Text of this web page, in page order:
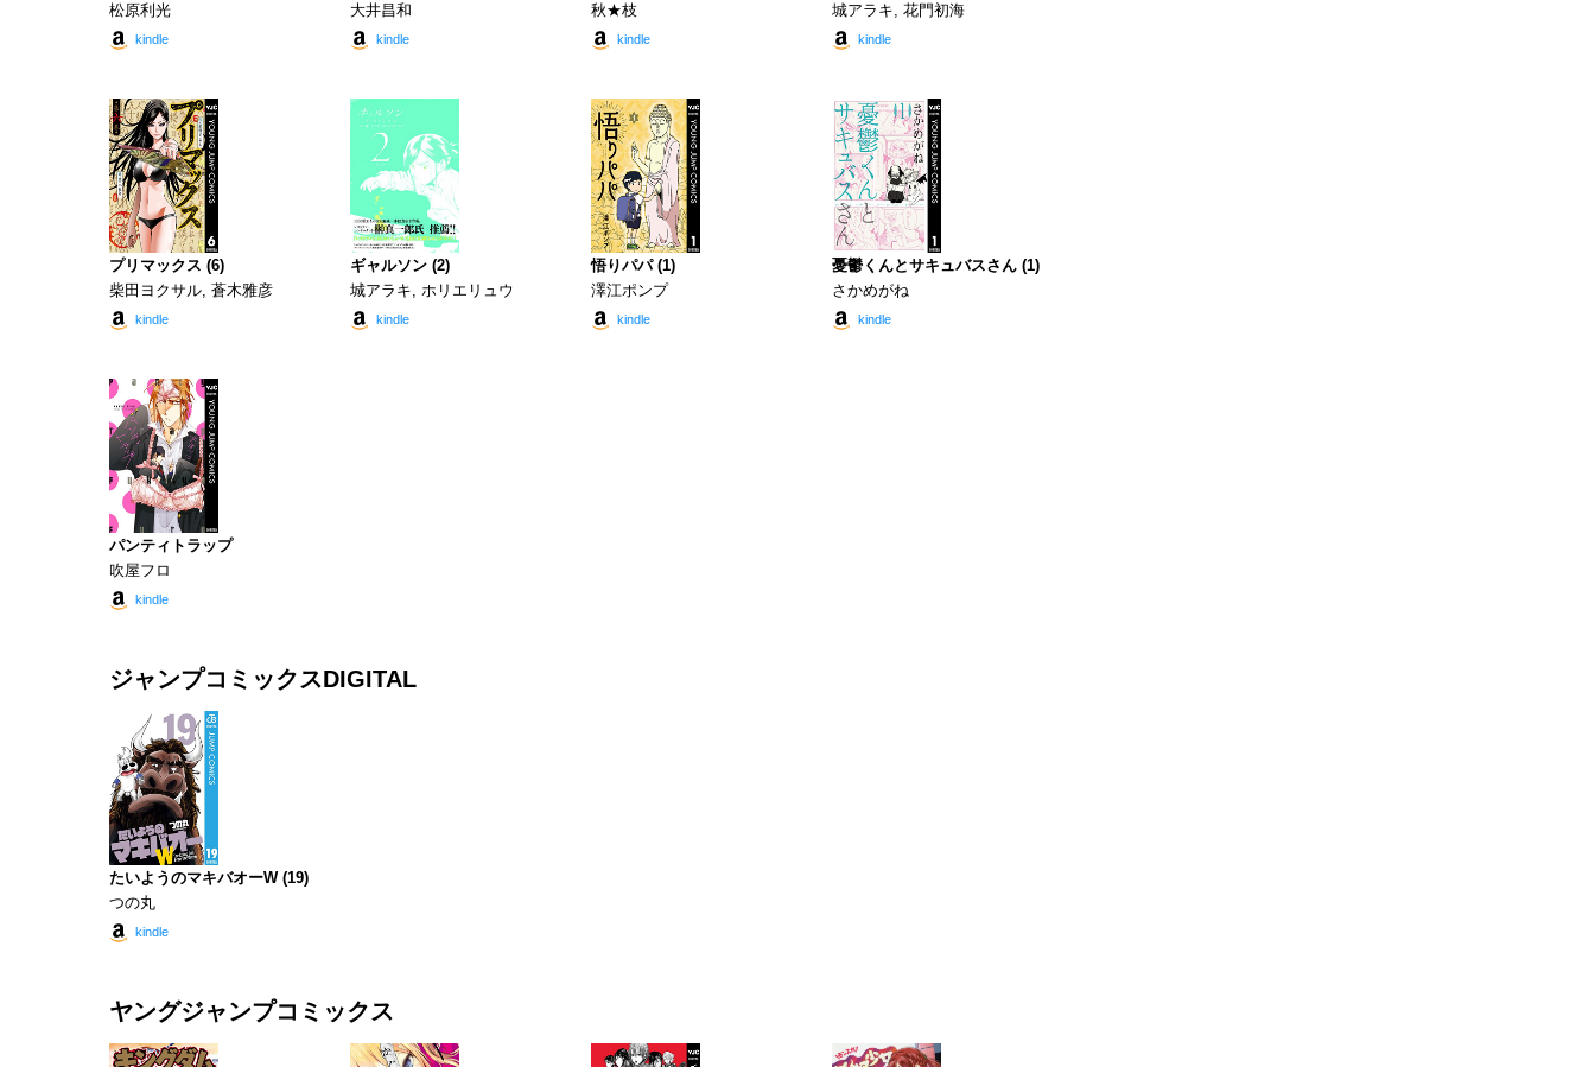
松原利光
kindle
大井昌和
kindle
秋★枝
kindle
城アラキ, 花門初海
kindle
プリマックス (6)
柴田ヨクサル, 蒼木雅彦
kindle
ギャルソン (2)
城アラキ, ホリエリュウ
kindle
悟りパパ (1)
澤江ポンプ
kindle
憂鬱くんとサキュバスさん (1)
さかめがね
kindle
パンティトラップ
吹屋フロ
kindle
ジャンプコミックスDIGITAL
たいようのマキバオーW (19)
つの丸
kindle
ヤングジャンプコミックス